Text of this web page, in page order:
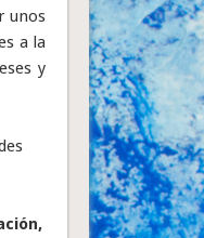
unos
a la
y